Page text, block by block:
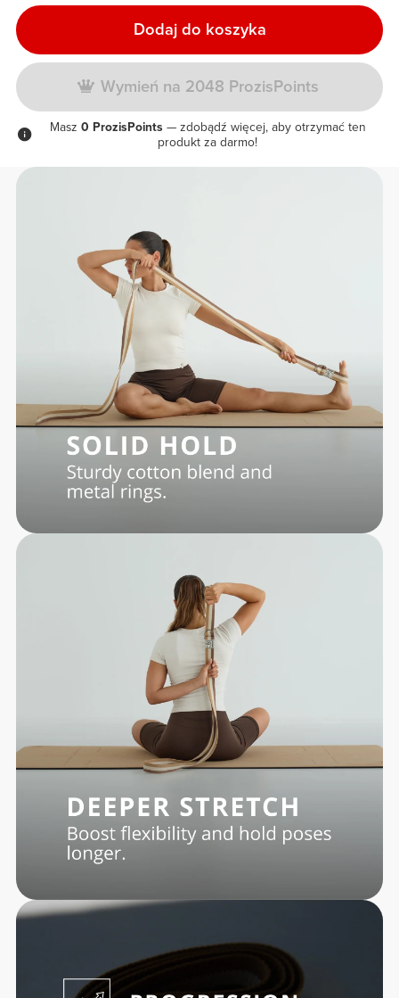
Dodaj do koszyka
Wymień na 2048 ProzisPoints
Masz 0 ProzisPoints — zdobądź więcej, aby otrzymać ten
produkt za darmo!